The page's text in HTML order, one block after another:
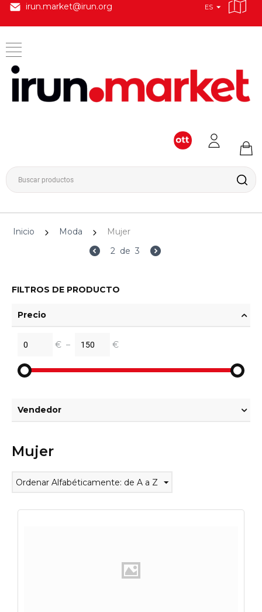
irun.market@irun.org ES
Inicio Moda
Mujer
2 de 3
FILTROS DE PRODUCTO
Precio
€ – €
Vendedor
Mujer
Ordenar Alfabéticamente: de A a Z